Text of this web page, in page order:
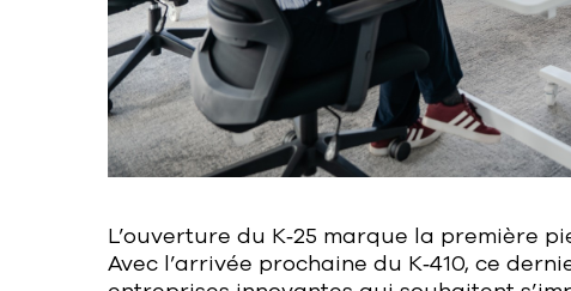
L’ouverture du K‑25 marque la première
Avec l’arrivée prochaine du K‑410, ce